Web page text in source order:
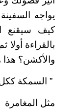
يواجه
كيف سيقنع
بالقراءة
والأكشن؟ هذا
” السمكة
مثل المغامرة